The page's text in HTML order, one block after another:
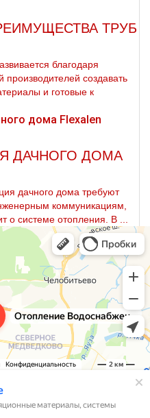
ТРУБ
благодаря
создавать
и готовые к
ДАЧНОГО ДОМА
дачного дома требуют
коммуникациям,
о системе отопления. В ...